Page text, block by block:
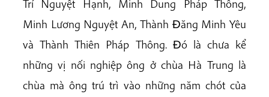
Trí Nguyệt Hạnh, Minh Dung Pháp Thông,
Minh Lương Nguyệt An, Thành Ðăng Minh Yêu
và Thành Thiên Pháp Thông. Ðó là chưa kể
những vị nối nghiệp ông ở chùa Hà Trung là
chùa mà ông trú trì vào những năm chót của